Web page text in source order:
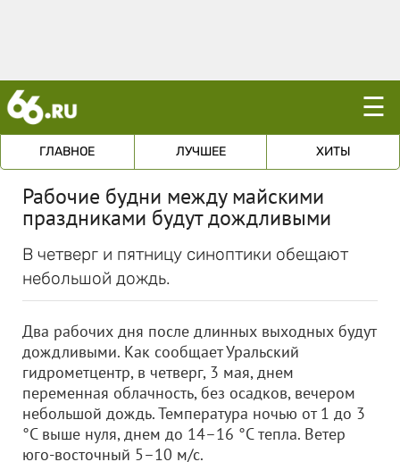
☰
ГЛАВНОЕ ЛУЧШЕЕ ХИТЫ
Рабочие будни между майскими
праздниками будут дождливыми
В четверг и пятницу синоптики обещают
небольшой дождь.
Два рабочих дня после длинных выходных будут
дождливыми. Как сообщает Уральский
гидрометцентр, в четверг, 3 мая, днем
переменная облачность, без осадков, вечером
небольшой дождь. Температура ночью от 1 до 3
°С выше нуля, днем до 14–16 °С тепла. Ветер
юго-восточный 5–10 м/с.